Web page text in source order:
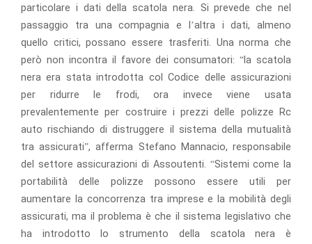
particolare i dati della scatola nera. Si prevede che nel
passaggio tra una compagnia e l’altra i dati, almeno
quello critici, possano essere trasferiti. Una norma che
però non incontra il favore dei consumatori: “la scatola
nera era stata introdotta col Codice delle assicurazioni
per ridurre le frodi, ora invece viene usata
prevalentemente per costruire i prezzi delle polizze Rc
auto rischiando di distruggere il sistema della mutualità
tra assicurati”, afferma Stefano Mannacio, responsabile
del settore assicurazioni di Assoutenti. “Sistemi come la
portabilità delle polizze possono essere utili per
aumentare la concorrenza tra imprese e la mobilità degli
assicurati, ma il problema è che il sistema legislativo che
ha introdotto lo strumento della scatola nera è